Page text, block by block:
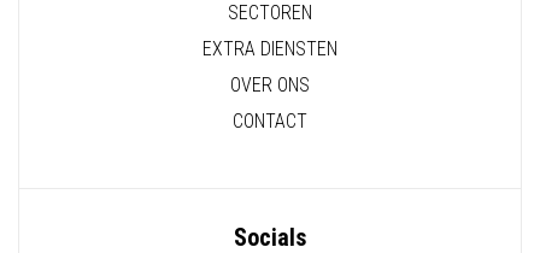
SECTOREN
EXTRA DIENSTEN
OVER ONS
CONTACT
Socials